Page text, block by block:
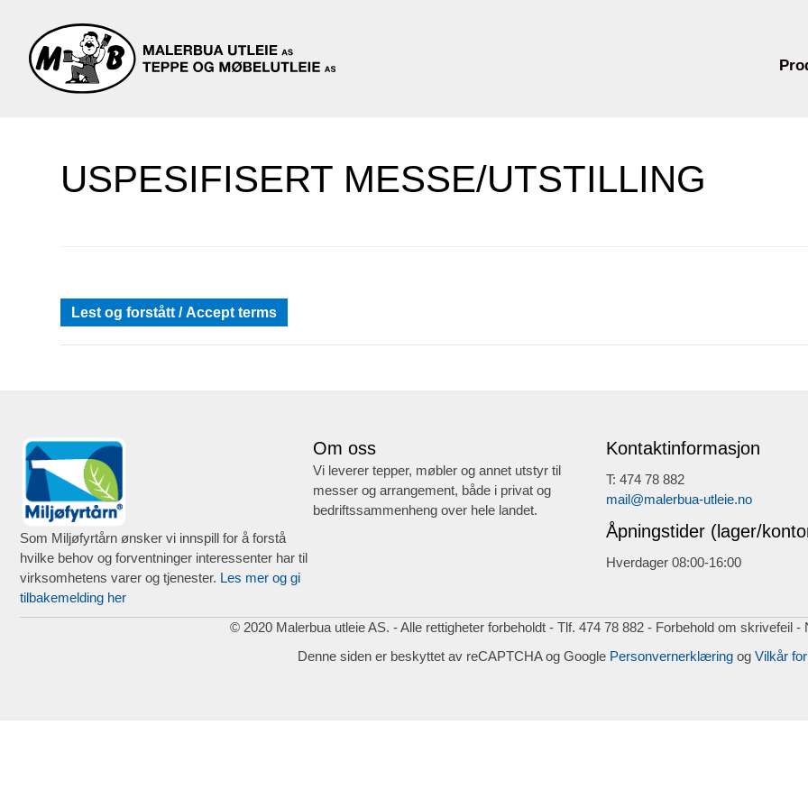
USPESIFISERT MESSE/UTSTILLING
Lest og forstått / Accept terms
Som Miljøfyrtårn ønsker vi innspill for å forstå
hvilke behov og forventninger interessenter har til
virksomhetens varer og tjenester. Les mer og gi
tilbakemelding her
Om oss
Vi leverer tepper, møbler og annet utstyr til
messer og arrangement, både i privat og
bedriftssammenheng over hele landet.
Kontaktinformasjon
T: 474 78 882
mail@malerbua-utleie.no
Åpningstider (lager/
Hverdager 08:00-16:00
© 2020 Malerbua utleie AS. - Alle rettigheter forbeholdt - Tlf. 474 78 882 - Forbehold om skrivefeil -
Denne siden er beskyttet av reCAPTCHA og GooglePersonvernerklæringogVilkår